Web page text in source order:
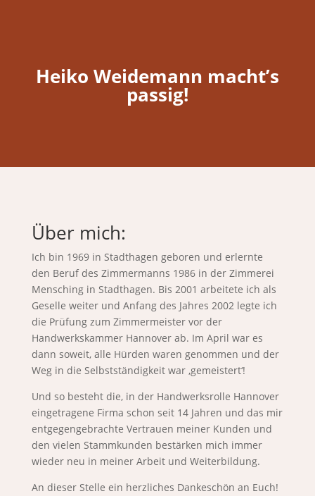
Heiko Weidemann macht’s
passig!
Über mich:
Ich bin 1969 in Stadthagen geboren und erlernte
den Beruf des Zimmermanns 1986 in der Zimmerei
Mensching in Stadthagen. Bis 2001 arbeitete ich als
Geselle weiter und Anfang des Jahres 2002 legte ich
die Prüfung zum Zimmermeister vor der
Handwerkskammer Hannover ab. Im April war es
dann soweit, alle Hürden waren genommen und der
Weg in die Selbstständigkeit war ‚gemeistert‘!
Und so besteht die, in der Handwerksrolle Hannover
eingetragene Firma schon seit 14 Jahren und das mir
entgegengebrachte Vertrauen meiner Kunden und
den vielen Stammkunden bestärken mich immer
wieder neu in meiner Arbeit und Weiterbildung.
An dieser Stelle ein herzliches Dankeschön an Euch!